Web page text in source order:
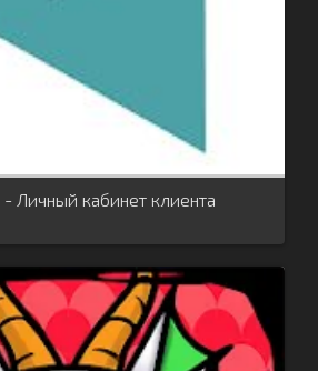
кабинет клиента